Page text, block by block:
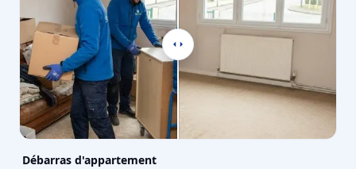
Débarras d'appartement